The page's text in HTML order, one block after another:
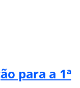
para a 1ª